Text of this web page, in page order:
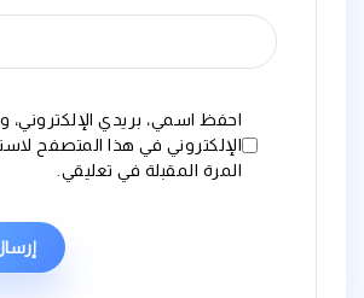
احفظ اسمي، بريدي الإلكتروني،
الإلكتروني في هذا المتصفح
المرة المقبلة في تعليقي.